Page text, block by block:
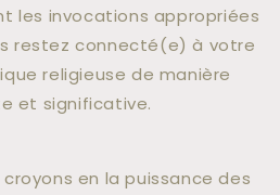
les invocations appropriées
restez connecté(e) à votre
religieuse de manière
et significative.
en la puissance des